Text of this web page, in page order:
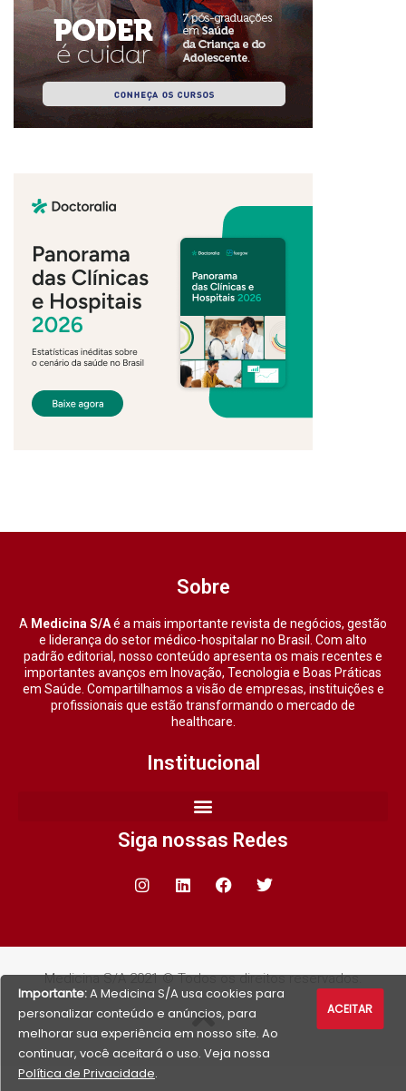
Sobre
A Medicina S/Aé a mais importante revista de negócios, gestão
e liderança do setor médico-hospitalar no Brasil. Com alto
padrão editorial, nosso conteúdo apresenta os mais recentes e
importantes avanços em Inovação, Tecnologia e Boas Práticas
em Saúde. Compartilhamos a visão de empresas, instituições e
profissionais que estão transformando o mercado de
healthcare.
Institucional
Siga nossas Redes
Medicina S/A 2021 © Todos os direitos reservados.
Importante:A Medicina S/A usa cookies para
personalizar conteúdo e anúncios, para
melhorar sua experiência em nosso site. Ao
continuar, você aceitará o uso. Veja nossa
Política de Privacidade.
ACEITAR